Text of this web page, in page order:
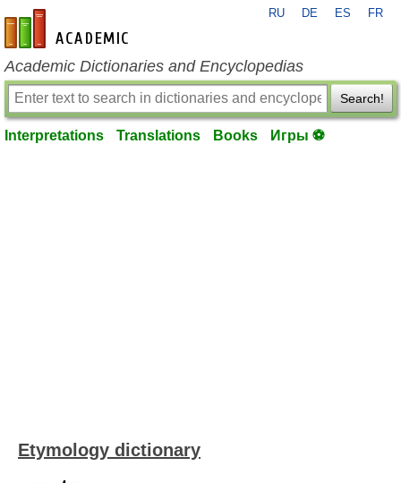
en-academic.com
RU DE ES FR
Academic Dictionaries and Encyclopedias
Search!
Interpretations Translations Books Игры ⚽
Etymology dictionary